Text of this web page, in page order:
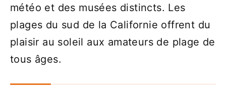
météo et des musées distincts. Les
plages du sud de la Californie offrent du
plaisir au soleil aux amateurs de plage de
tous âges.